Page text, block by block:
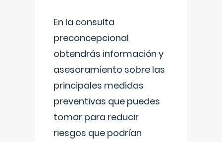
En la consulta
preconcepcional
obtendrás información y
asesoramiento sobre las
principales medidas
preventivas que puedes
tomar para reducir
riesgos que podrían